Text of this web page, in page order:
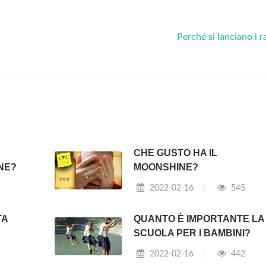
Perché si lanciano i
CHE GUSTO HA IL
MOONSHINE?
2022-02-16 545
QUANTO È IMPORTANTE LA
SCUOLA PER I BAMBINI?
2022-02-16 442